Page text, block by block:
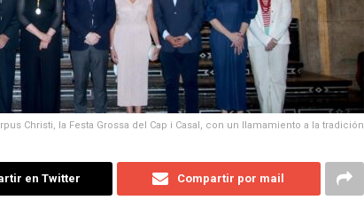
Christi, la Festa Grossa del Cap i Casal, con un llamamiento a la tradición
en Twitter Compartir por mail